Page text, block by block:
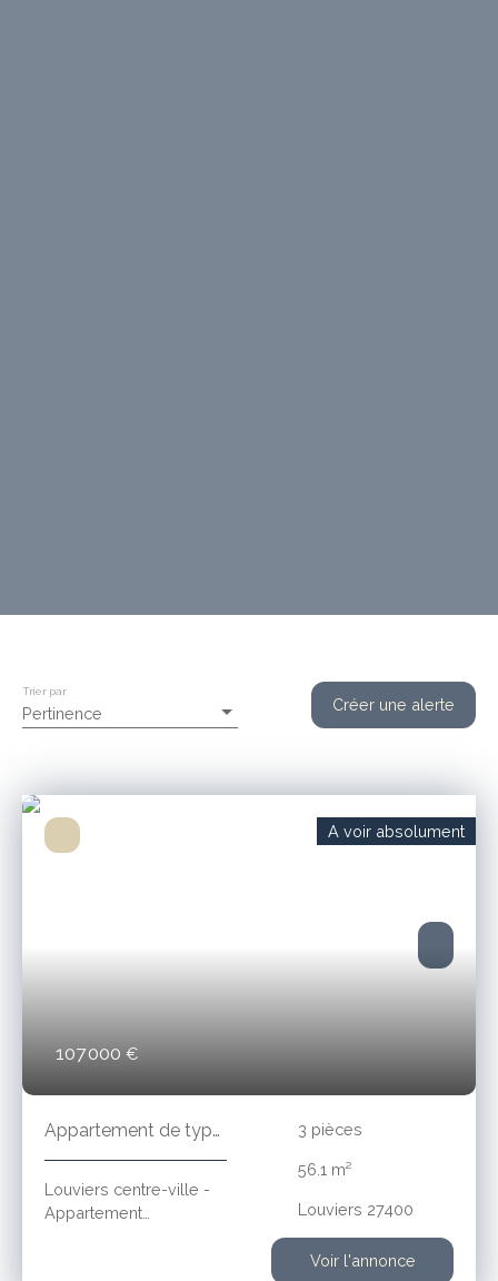
Pertinence
Trier par
Créer une alerte
A voir absolument
107 000 €
Appartement de type
3 en duplex
Louviers centre-ville -
Appartement
3 pièces
56.1 m²
Louviers 27400
Voir l'annonce